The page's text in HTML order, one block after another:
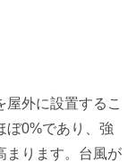
外に設置するこ
ぼ0%であり、強
まります。台風が